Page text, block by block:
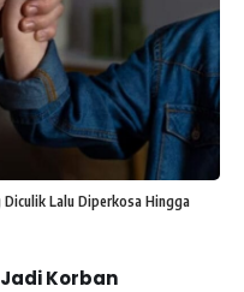
Lalu Diperkosa Hingga
Korban